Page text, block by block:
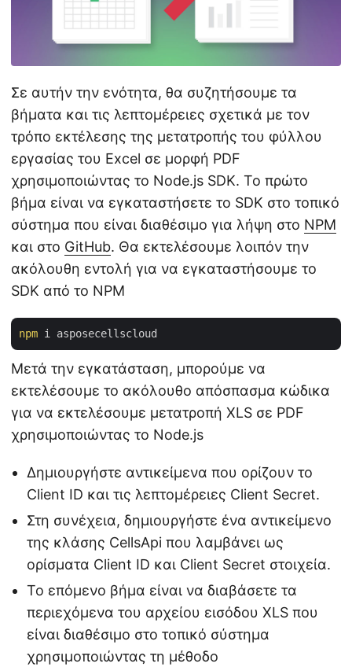
Σε αυτήν την ενότητα, θα συζητήσουμε τα
βήματα και τις λεπτομέρειες σχετικά με τον
τρόπο εκτέλεσης της μετατροπής του φύλλου
εργασίας του Excel σε μορφή PDF
χρησιμοποιώντας το Node.js SDK. Το πρώτο
βήμα είναι να εγκαταστήσετε το SDK στο τοπικό
σύστημα που είναι διαθέσιμο για λήψη στο NPM
και στο GitHub. Θα εκτελέσουμε λοιπόν την
ακόλουθη εντολή για να εγκαταστήσουμε το
SDK από το NPM
npm
Μετά την εγκατάσταση, μπορούμε να
εκτελέσουμε το ακόλουθο απόσπασμα κώδικα
για να εκτελέσουμε μετατροπή XLS σε PDF
χρησιμοποιώντας το Node.js
Δημιουργήστε αντικείμενα που ορίζουν το
Client ID και τις λεπτομέρειες Client Secret.
Στη συνέχεια, δημιουργήστε ένα αντικείμενο
της κλάσης CellsApi που λαμβάνει ως
ορίσματα Client ID και Client Secret στοιχεία.
Το επόμενο βήμα είναι να διαβάσετε τα
περιεχόμενα του αρχείου εισόδου XLS που
είναι διαθέσιμο στο τοπικό σύστημα
χρησιμοποιώντας τη μέθοδο